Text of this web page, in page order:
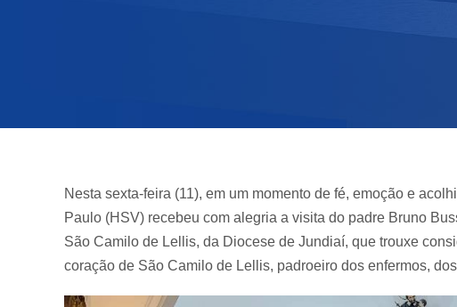
Nesta sexta-feira (11), em um momento de fé, emoção e
Paulo (HSV) recebeu com alegria a visita do padre Bruno
São Camilo de Lellis, da Diocese de Jundiaí, que trouxe
coração de São Camilo de Lellis, padroeiro dos enfermos,